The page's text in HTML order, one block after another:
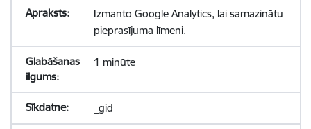
Izmanto Google Analytics, lai samazinātu
pieprasījuma līmeni.
1 minūte
_gid